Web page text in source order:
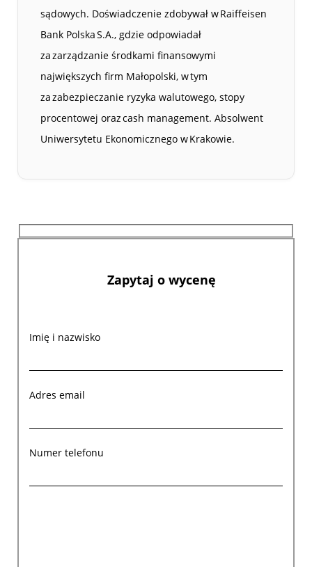
sądowych. Doświadczenie zdobywał w Raiffeisen
Bank Polska S.A., gdzie odpowiadał
za zarządzanie środkami finansowymi
największych firm Małopolski, w tym
za zabezpieczanie ryzyka walutowego, stopy
procentowej oraz cash management. Absolwent
Uniwersytetu Ekonomicznego w Krakowie.
Zapytaj o wycenę
Imię i nazwisko
Adres email
Numer telefonu